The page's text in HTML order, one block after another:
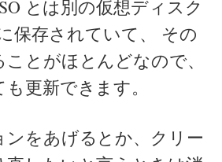
とは別の仮想ディスク
保存されていて、 その
とがほとんどなので、
更新できます。
ンをあげるとか、クリー